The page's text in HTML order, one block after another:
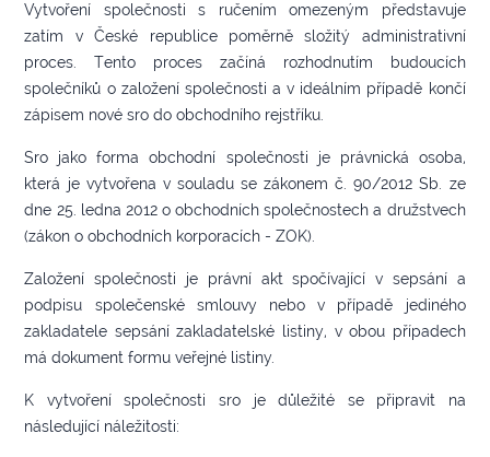
Vytvoření společnosti s ručením omezeným představuje
zatím v České republice poměrně složitý administrativní
proces. Tento proces začíná rozhodnutím budoucích
společníků o založení společnosti a v ideálním případě končí
zápisem nové sro do obchodního rejstříku.
Sro jako forma obchodní společnosti je právnická osoba,
která je vytvořena v souladu se zákonem č. 90/2012 Sb. ze
dne 25. ledna 2012 o obchodních společnostech a družstvech
(zákon o obchodních korporacích - ZOK).
Založení společnosti je právní akt spočívající v sepsání a
podpisu společenské smlouvy nebo v případě jediného
zakladatele sepsání zakladatelské listiny, v obou případech
má dokument formu veřejné listiny.
K vytvoření společnosti sro je důležité se připravit na
následující náležitosti: